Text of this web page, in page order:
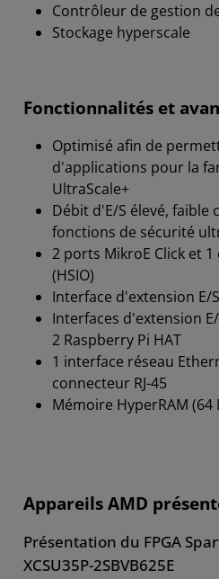
Contrôleur de gestion
Stockage hyperscale
Fonctionnalités et
Optimisé afin de
d'applications pour la
UltraScale+
Débit d'E/S élevé,
fonctions de sécurité
2 ports MikroE Click et 1
(HSIO)
Interface d'extension
Interfaces d'extension
2 Raspberry Pi HAT
1 interface réseau
connecteur RJ-45
Mémoire HyperRAM (64
Appareils AMD
Présentation du FPGA
XCSU35P-2SBVB625E